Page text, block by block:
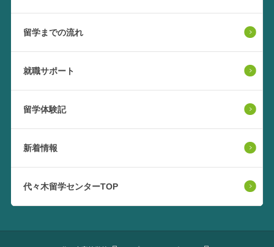
留学までの流れ
就職サポート
留学体験記
新着情報
代々木留学センターTOP